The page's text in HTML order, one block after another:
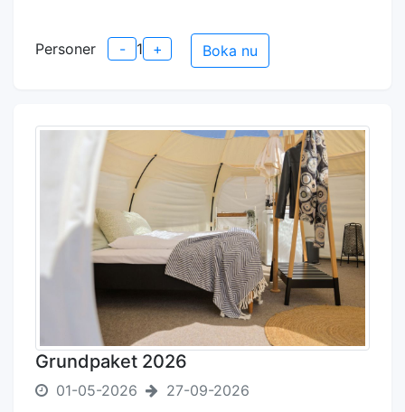
Personer - 1 + Boka nu
Grundpaket 2026
01-05-2026 27-09-2026